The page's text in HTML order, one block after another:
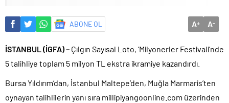
ABONE OL A+ A-
İSTANBUL (İGFA) – Çılgın Sayısal Loto, ‘Milyonerler Festivali’nde
5 talihliye toplam 5 milyon TL ekstra ikramiye kazandırdı.
Bursa Yıldırım’dan, İstanbul Maltepe’den, Muğla Marmaris’ten
oynayan talihlilerin yanı sıra millipiyangoonline.com üzerinden